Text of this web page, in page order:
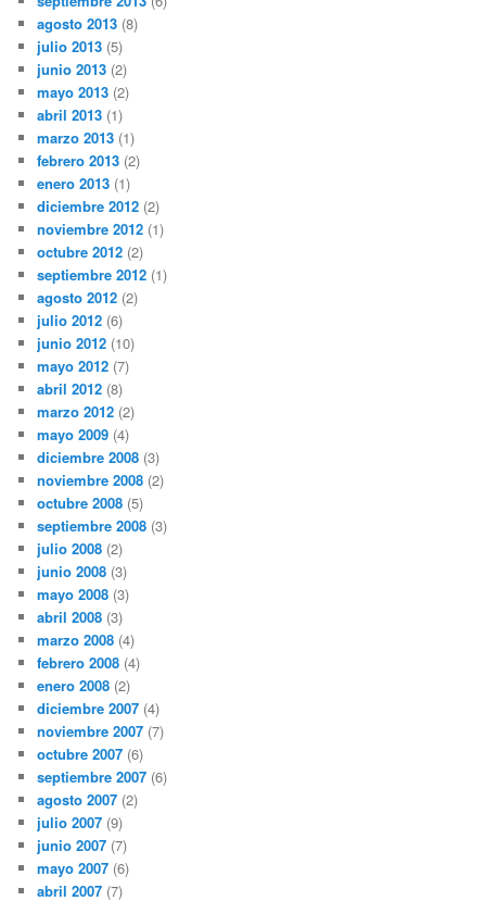
agosto 2013 (8)
julio 2013 (5)
junio 2013 (2)
mayo 2013 (2)
abril 2013 (1)
marzo 2013 (1)
febrero 2013 (2)
enero 2013 (1)
diciembre 2012 (2)
noviembre 2012 (1)
octubre 2012 (2)
septiembre 2012 (1)
agosto 2012 (2)
julio 2012 (6)
junio 2012 (10)
mayo 2012 (7)
abril 2012 (8)
marzo 2012 (2)
mayo 2009 (4)
diciembre 2008 (3)
noviembre 2008 (2)
octubre 2008 (5)
septiembre 2008 (3)
julio 2008 (2)
junio 2008 (3)
mayo 2008 (3)
abril 2008 (3)
marzo 2008 (4)
febrero 2008 (4)
enero 2008 (2)
diciembre 2007 (4)
noviembre 2007 (7)
octubre 2007 (6)
septiembre 2007 (6)
agosto 2007 (2)
julio 2007 (9)
junio 2007 (7)
mayo 2007 (6)
abril 2007 (7)